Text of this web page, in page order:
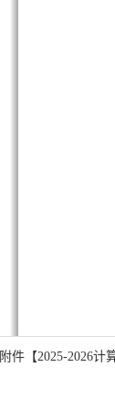
附件【2025-2026计